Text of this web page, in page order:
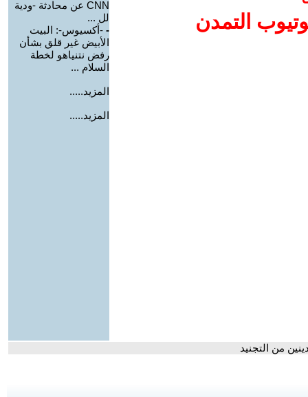
التمدن
CNN عن محادثة -ودية
لل ...
- -أكسيوس-: البيت
الأبيض غير قلق بشأن
رفض نتنياهو لخطة
السلام ...
المزيد.....
المزيد.....
من التجنيد